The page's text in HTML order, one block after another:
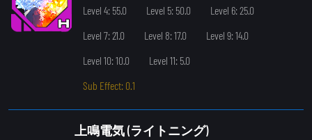
Level 4: 55.0
Level 5: 50.0
Level 6: 25.0
Level 7: 21.0
Level 8: 17.0
Level 9: 14.0
Level 10: 10.0
Level 11: 5.0
Sub Effect: 0.1
上鳴電気 (ライトニング)